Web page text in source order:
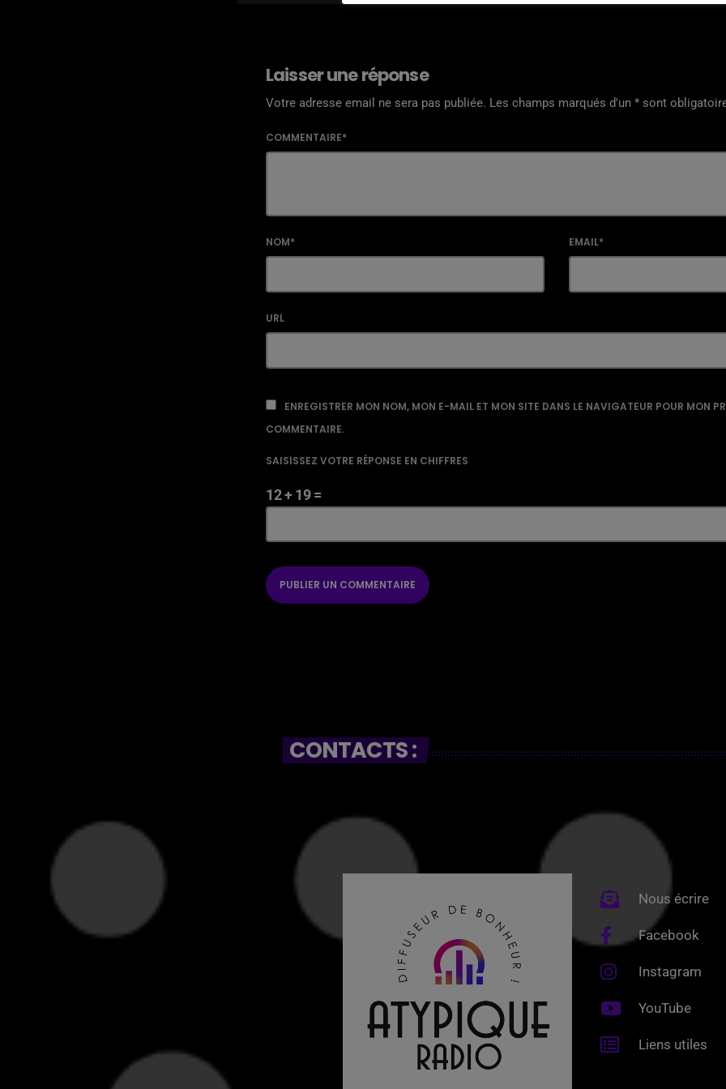
Laisser une réponse
Votre adresse email ne sera pas publiée. Les champs marqués d'un * sont
COMMENTAIRE*
NOM* EMAIL*
URL
ENREGISTRER MON NOM, MON E-MAIL ET MON SITE DANS LE NAVIGATEUR POUR MON
COMMENTAIRE.
SAISISSEZ VOTRE RÉPONSE EN CHIFFRES
12 + 19 =
CONTACTS :
Nous écrire
Facebook
Instagram
YouTube
Liens utiles